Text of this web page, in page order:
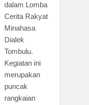
dalam Lomba
Cerita Rakyat
Minahasa
Dialek
Tombulu.
Kegiatan ini
merupakan
puncak
rangkaian